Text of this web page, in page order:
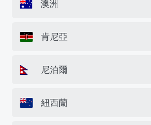
澳洲
肯尼亞
尼泊爾
紐西蘭